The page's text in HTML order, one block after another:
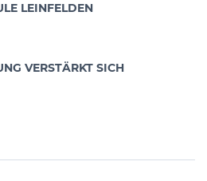
LEINFELDEN
VERSTÄRKT SICH